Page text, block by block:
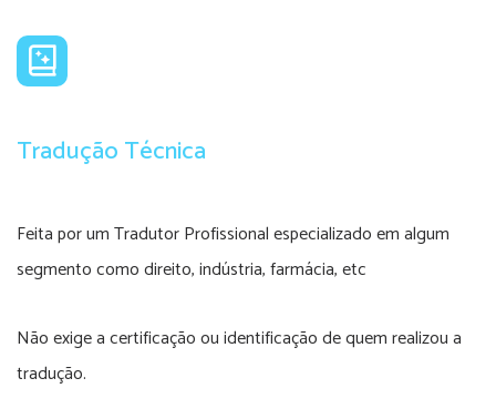
Tradução Técnica
Feita por um Tradutor Profissional especializado em algum
segmento como direito, indústria, farmácia, etc
Não exige a certificação ou identificação de quem realizou a
tradução.